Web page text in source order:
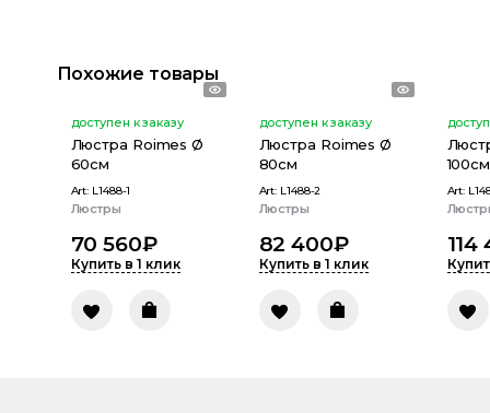
Похожие товары
доступен к заказу
Люстра Roimes Ø
60см
Art: L1488-1
Люстры
70 560₽
Купить в 1 клик
доступен к заказу
Люстра Roimes Ø
80см
Art: L1488-2
Люстры
82 400₽
Купить в 1 клик
100см
Art:
114